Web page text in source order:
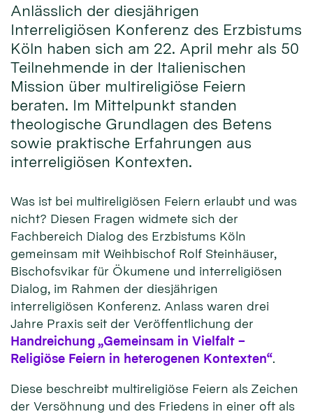
Anlässlich der diesjährigen
Interreligiösen Konferenz des Erzbistums
Köln haben sich am 22. April mehr als 50
Teilnehmende in der Italienischen
Mission über multireligiöse Feiern
beraten. Im Mittelpunkt standen
theologische Grundlagen des Betens
sowie praktische Erfahrungen aus
interreligiösen Kontexten.
Was ist bei multireligiösen Feiern erlaubt und was
nicht? Diesen Fragen widmete sich der
Fachbereich Dialog des Erzbistums Köln
gemeinsam mit Weihbischof Rolf Steinhäuser,
Bischofsvikar für Ökumene und interreligiösen
Dialog, im Rahmen der diesjährigen
interreligiösen Konferenz. Anlass waren drei
Jahre Praxis seit der Veröffentlichung der
Handreichung „Gemeinsam in Vielfalt –
Religiöse Feiern in heterogenen Kontexten“.
Diese beschreibt multireligiöse Feiern als Zeichen
der Versöhnung und des Friedens in einer oft als